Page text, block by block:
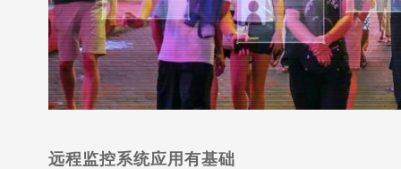
远程监控系统应用有基础